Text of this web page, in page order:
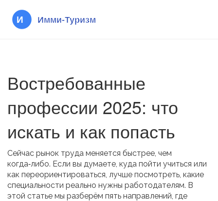
Востребованные
профессии 2025: что
искать и как попасть
Сейчас рынок труда меняется быстрее, чем
когда‑либо. Если вы думаете, куда пойти учиться или
как переориентироваться, лучше посмотреть, какие
специальности реально нужны работодателям. В
этой статье мы разберём пять направлений, где